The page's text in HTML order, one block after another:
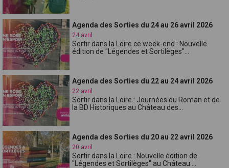
Agenda des Sorties du 24 au 26 avril 2026
24 avril
Sortir dans la Loire ce week-end : Nouvelle
édition de "Légendes et Sortilèges"...
Agenda des Sorties du 22 au 24 avril 2026
22 avril
Sortir dans la Loire : Journées du Roman et de
la BD Historiques au Château des...
Agenda des Sorties du 20 au 22 avril 2026
20 avril
Sortir dans la Loire : Nouvelle édition de
"Légendes et Sortilèges" au Château ...